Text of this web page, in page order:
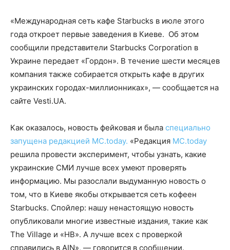
«Международная сеть кафе Starbucks в июле этого
года откроет первые заведения в Киеве. Об этом
сообщили представители Starbucks Corporation в
Украине передает «Гордон». В течение шести месяцев
компания также собирается открыть кафе в других
украинских городах-миллионниках», — сообщается на
сайте Vesti.UA.
Как оказалось, новость фейковая и была специально
запущена редакцией MC.today. «Редакция MC.today
решила провести эксперимент, чтобы узнать, какие
украинские СМИ лучше всех умеют проверять
информацию. Мы разослали выдуманную новость о
том, что в Киеве якобы открывается сеть кофеен
Starbucks. Спойлер: нашу ненастоящую новость
опубликовали многие известные издания, такие как
The Village и «НВ». А лучше всех с проверкой
справились в AIN», — говорится в сообщении.